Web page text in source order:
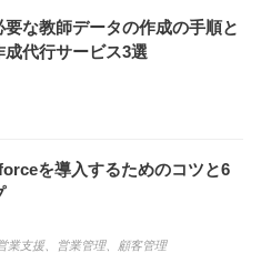
な教師データの作成の手順と
成代行サービス3選
を導入するためのコツと6
業支援、 営業管理、 顧客管理